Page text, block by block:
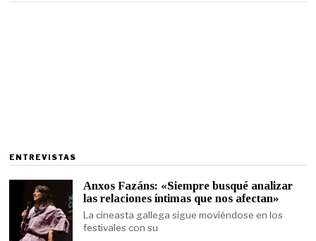
ENTREVISTAS
Anxos Fazáns: «Siempre busqué analizar
las relaciones íntimas que nos afectan»
La cineasta gallega sigue moviéndose en los
festivales con su